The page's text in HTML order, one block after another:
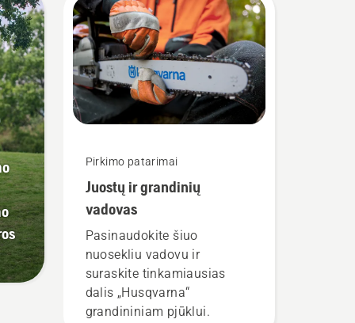
Pirkimo patarimai
Juostų ir grandinių
vadovas
Pasinaudokite šiuo
nuosekliu vadovu ir
suraskite tinkamiausias
dalis „Husqvarna“
grandininiam pjūklui.